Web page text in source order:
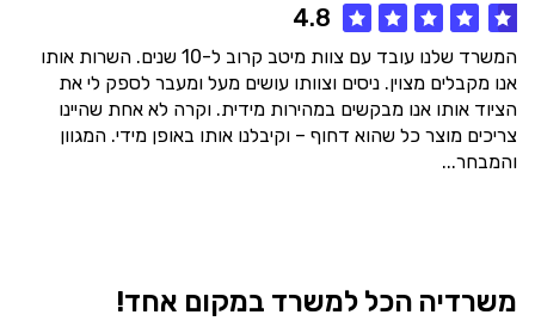
4.8
המשרד שלנו עובד עם צוות מיטב קרוב ל-10 שנים. השרות אותו
אנו מקבלים מצוין. ניסים וצוותו עושים מעל ומעבר לספק לי את
הציוד אותו אנו מבקשים במהירות מידית. וקרה לא אחת שהיינו
צריכים מוצר כל שהוא דחוף – וקיבלנו אותו באופן מידי. המגוון
והמבחר...
משרדיה הכל למשרד במקום אחד!